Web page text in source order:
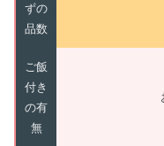
ずの
品数
ご飯
付き
の有
無